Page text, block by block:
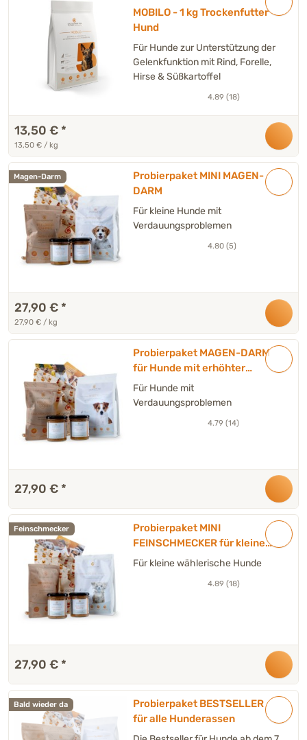
MOBILO - 1 kg Trockenfutter
Hund
Für Hunde zur Unterstützung der
Gelenkfunktion mit Rind, Forelle,
Hirse & Süßkartoffel
4.89 (18)
13,50 € *
13,50 € / kg
Magen-Darm
Probierpaket MINI MAGEN-
DARM
Für kleine Hunde mit
Verdauungsproblemen
4.80 (5)
27,90 € *
27,90 € / kg
Probierpaket MAGEN-DARM
für Hunde mit erhöhter
Magen-Darm Sensibilität -
INTESTO
Für Hunde mit
Verdauungsproblemen
4.79 (14)
27,90 € *
Feinschmecker
Probierpaket MINI
FEINSCHMECKER für kleine
Hunde
Für kleine wählerische Hunde
4.89 (18)
27,90 € *
Bald wieder da
Probierpaket BESTSELLER
für alle Hunderassen